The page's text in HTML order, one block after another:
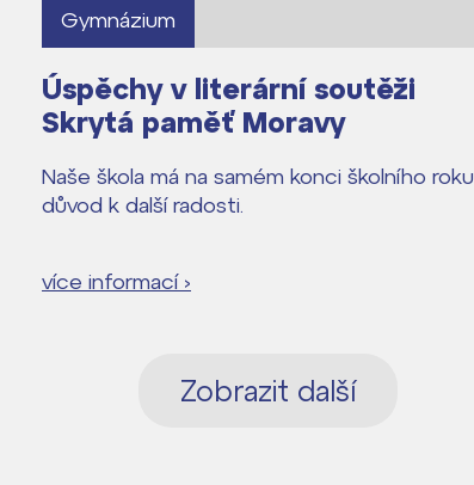
Gymnázium
Úspěchy v literární soutěži
Skrytá paměť Moravy
Naše škola má na samém konci školního roku
důvod k další radosti.
více informací ›
Zobrazit další